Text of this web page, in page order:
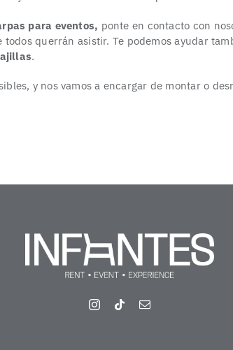
para eventos, ponte en contacto con
todos querrán asistir. Te podemos ayudar
.
y nos vamos a encargar de montar o